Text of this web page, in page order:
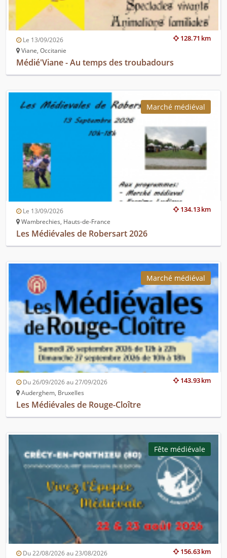
128.71 km
Le 13/09/2026
Viane, Occitanie
Médié'Viane - Au temps des troubadours
Marché médiéval
134.13 km
Le 13/09/2026
Wambrechies, Hauts-de-France
Les Médiévales de Robersart 2026
Marché médiéval
143.93 km
Du 26/09/2026 au 27/09/2026
Auderghem, Bruxelles
Les Médiévales de Rouge-Cloître
Fête médiévale
156.63 km
Du 22/08/2026 au 23/08/2026